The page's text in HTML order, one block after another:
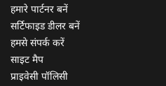
हमारे पार्टनर बनें
सर्टिफाइड डीलर बनें
हमसे संपर्क करें
साइट मैप
प्राइवेसी पॉलिसी